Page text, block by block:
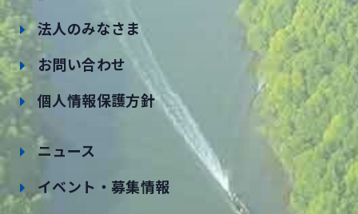
法人のみなさま
お問い合わせ
個人情報保護方針
ニュース
イベント・募集情報